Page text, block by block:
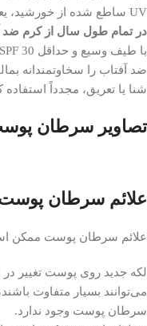
UV ساطع شده از خورشید، یعنی UVA و UVB را مسدود می‌کنند.
در تمام طول سال از کرم ضد
ضد آفتاب را سخاوتمندانه
شنا یا تعریق، مجدداً استفاده
تصاویر سرطان
علائم سرطان
علائم سرطان پوست ممکن
لکه جدید روی پوست تغییر در
می‌توانند بسیار متفاوت
سرطان پوست وجود ندارد.